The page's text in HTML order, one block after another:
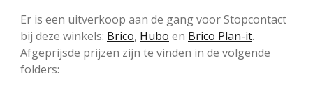
Er is een uitverkoop aan de gang voor Stopcontact
bij deze winkels: Brico, Hubo en Brico Plan-it.
Afgeprijsde prijzen zijn te vinden in de volgende
folders: